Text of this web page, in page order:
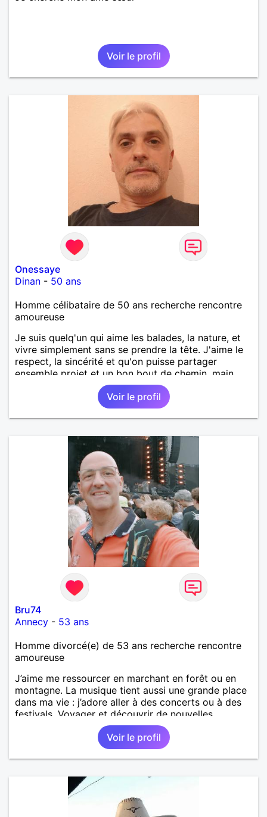
Voir le profil
Onessaye
Dinan - 50 ans
Homme célibataire de 50 ans recherche rencontre
amoureuse
Je suis quelq'un qui aime les balades, la nature, et
vivre simplement sans se prendre la tête. J'aime le
respect, la sincérité et qu'on puisse partager
ensemble projet et un bon bout de chemin, main
Voir le profil
Bru74
Annecy - 53 ans
Homme divorcé(e) de 53 ans recherche rencontre
amoureuse
J’aime me ressourcer en marchant en forêt ou en
montagne. La musique tient aussi une grande place
dans ma vie : j’adore aller à des concerts ou à des
festivals. Voyager et découvrir de nouvelles
cultures, c’est ce qui m’inspire le plus. J’aimerais
rencontrer quelqu’un avec qui partager ces
moments simples et sincères.
Voir le profil